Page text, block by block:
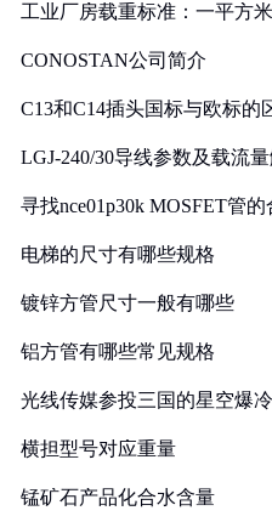
工业厂房载重标准：一平方
CONOSTAN公司简介
C13和C14插头国标与欧标的
LGJ-240/30导线参数及载流
寻找nce01p30k MOSFET管
电梯的尺寸有哪些规格
镀锌方管尺寸一般有哪些
铝方管有哪些常见规格
光线传媒参投三国的星空爆冷
横担型号对应重量
锰矿石产品化合水含量